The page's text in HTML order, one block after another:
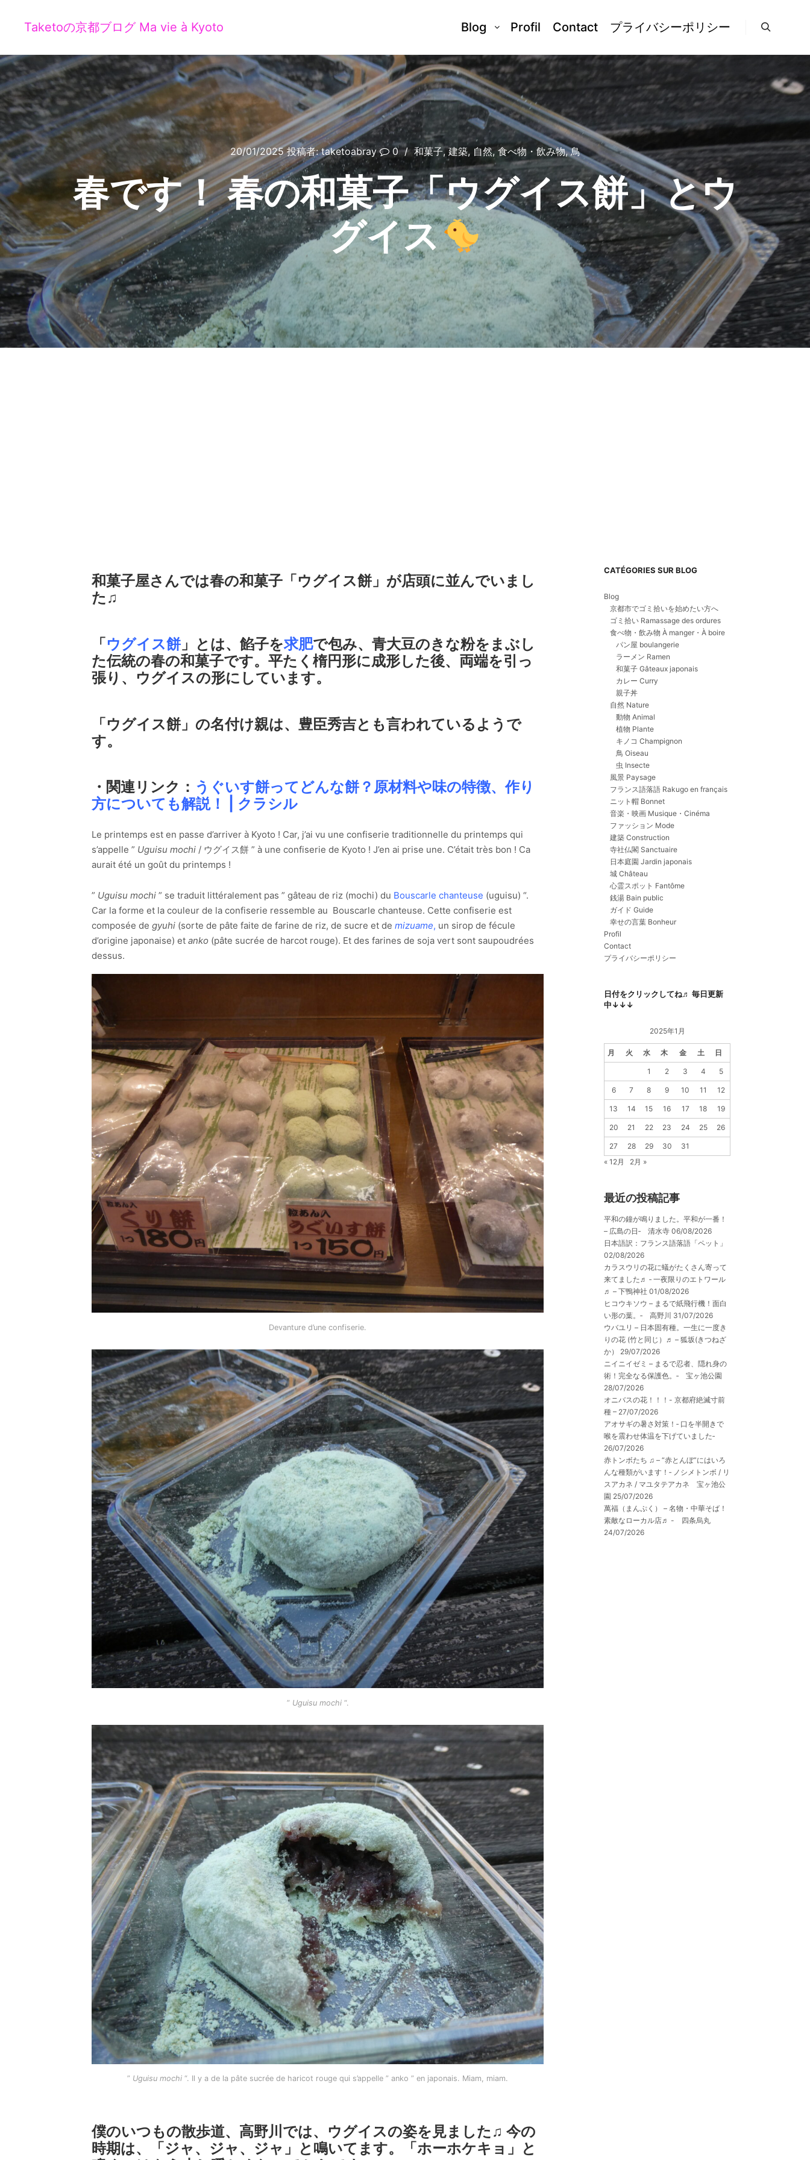
Taketoの京都ブログ Ma vie à Kyoto Blog Profil Contact プライバシーポリシー
20/01/2025投稿者:taketoabray 0 和菓子,建築, 自然, 食べ物・飲み物,鳥
春です！ 春の和菓子「ウグイス餅」とウ
グイス
和菓子屋さんでは春の和菓子「ウグイス餅」が店頭に並んでいまし
た♫
「ウグイス餅 」とは、餡子を求肥で包み、青大豆のきな粉をまぶし
た伝統の春の和菓子です。平たく楕円形に成形した後、両端を引っ
張り、ウグイスの形にしています。
「ウグイス餅」の名付け親は、豊臣秀吉とも言われているようで
す。
・関連リンク： うぐいす餅ってどんな餅？原材料や味の特徴、作り
方についても解説！ | クラシル
Le printemps est en passe d’arriver à Kyoto ! Car, j’ai vu une confiserie traditionnelle du printemps qui
s’appelle ” Uguisu mochi / ウグイス餅 ” à une confiserie de Kyoto ! J’en ai prise une. C’était très bon ! Ca
aurait été un goût du printemps !
” Uguisu mochi ” se traduit littéralement pas ” gâteau de riz (mochi) du Bouscarle chanteuse (uguisu) “.
Car la forme et la couleur de la confiserie ressemble au Bouscarle chanteuse. Cette confiserie est
composée de gyuhi (sorte de pâte faite de farine de riz, de sucre et de mizuame, un sirop de fécule
d’origine japonaise) et anko (pâte sucrée de harcot rouge). Et des farines de soja vert sont saupoudrées
dessus.
Devanture d’une confiserie.
” Uguisu mochi“.
” Uguisu mochi “. Il y a de la pâte sucrée de haricot rouge qui s’appelle ” anko ” en japonais. Miam, miam.
僕のいつもの散歩道、高野川では、ウグイスの姿を見ました♫ 今の
時期は、「ジャ、ジャ、ジャ」と鳴いてます。「ホーホケキョ」と
CATÉGORIES SUR BLOG
Blog
京都市でゴミ拾いを始めたい方へ
ゴミ拾い Ramassage des ordures
食べ物・飲み物 À manger・À boire
パン屋 boulangerie
ラーメン Ramen
和菓子 Gâteaux japonais
カレー Curry
親子丼
自然 Nature
動物 Animal
植物 Plante
キノコ Champignon
鳥 Oiseau
虫 Insecte
風景 Paysage
フランス語落語 Rakugo en français
ニット帽 Bonnet
音楽・映画 Musique・Cinéma
ファッション Mode
建築 Construction
寺社仏閣 Sanctuaire
日本庭園 Jardin japonais
城 Château
心霊スポット Fantôme
銭湯 Bain public
ガイド Guide
幸せの言葉 Bonheur
Profil
Contact
プライバシーポリシー
日付をクリックしてね♬ 毎日更新
中↓↓↓
2025年1月
月 火 水 木 金 土 日
1 2 3 4 5
6 7 8 9 10 11 12
13 14 15 16 17 18 19
20 21 22 23 24 25 26
27 28 29 30
31
« 12月
2月 »
最近の投稿記事
平和の鐘が鳴りました。平和が一番！
– 広島の日‐ 清水寺 06/08/2026
日本語訳：フランス語落語「ペット」
02/08/2026
カラスウリの花に蟻がたくさん寄って
来てました♬ ‐ 一夜限りのエトワール
♬ – 下鴨神社 01/08/2026
ヒコウキソウ – まるで紙飛行機！面白
い形の葉。‐ 高野川 31/07/2026
ウバユリ – 日本固有種。一生に一度き
りの花 (竹と同じ）♬ – 狐坂(きつねざ
か）
29/07/2026
ニイニイゼミ – まるで忍者、隠れ身の
術！完全なる保護色。‐ 宝ヶ池公園
28/07/2026
オニバスの花！！！- 京都府絶滅寸前
種 – 27/07/2026
アオサギの暑さ対策！‐ 口を半開きで
喉を震わせ体温を下げていました‐
26/07/2026
赤トンボたち ♫ – “赤とんぼ”にはいろ
んな種類がいます！‐ ノシメトンボ / リ
スアカネ / マユタテアカネ 宝ヶ池公
園 25/07/2026
萬福（まんぷく） – 名物・中華そば！
素敵なローカル店♬ - 四条烏丸
24/07/2026